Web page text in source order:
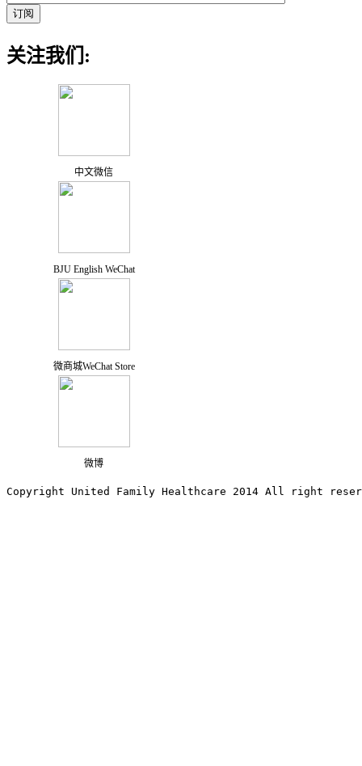
关注我们:
中文微信
BJU English WeChat
微商城WeChat Store
微博
Copyright United Family Healthcare 2014 All right